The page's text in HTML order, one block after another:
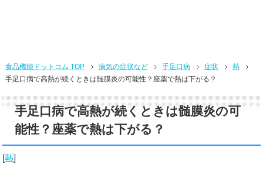
食品機能ドットコム TOP 病気の症状など 手足口病 症状
熱
手足口病で高熱が続くときは髄膜炎の可能性？座薬で熱は下がる？
手足口病で高熱が続くときは髄膜炎の可
能性？座薬で熱は下がる？
[熱]